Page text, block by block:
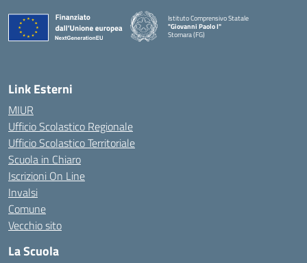
Istituto Comprensivo Statale
"Giovanni Paolo I"
Stornara (FG)
Link Esterni
MIUR
Ufficio Scolastico Regionale
Ufficio Scolastico Territoriale
Scuola in Chiaro
Iscrizioni On Line
Invalsi
Comune
Vecchio sito
La Scuola